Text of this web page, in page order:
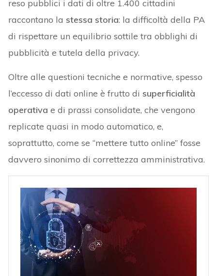
reso pubblici i dati di oltre 1.400 cittadini
raccontano la stessa storia: la difficoltà della PA
di rispettare un equilibrio sottile tra obblighi di
pubblicità e tutela della privacy.
Oltre alle questioni tecniche e normative, spesso
l’eccesso di dati online è frutto di superficialità
operativa e di prassi consolidate, che vengono
replicate quasi in modo automatico, e,
soprattutto, come se “mettere tutto online” fosse
davvero sinonimo di correttezza amministrativa.